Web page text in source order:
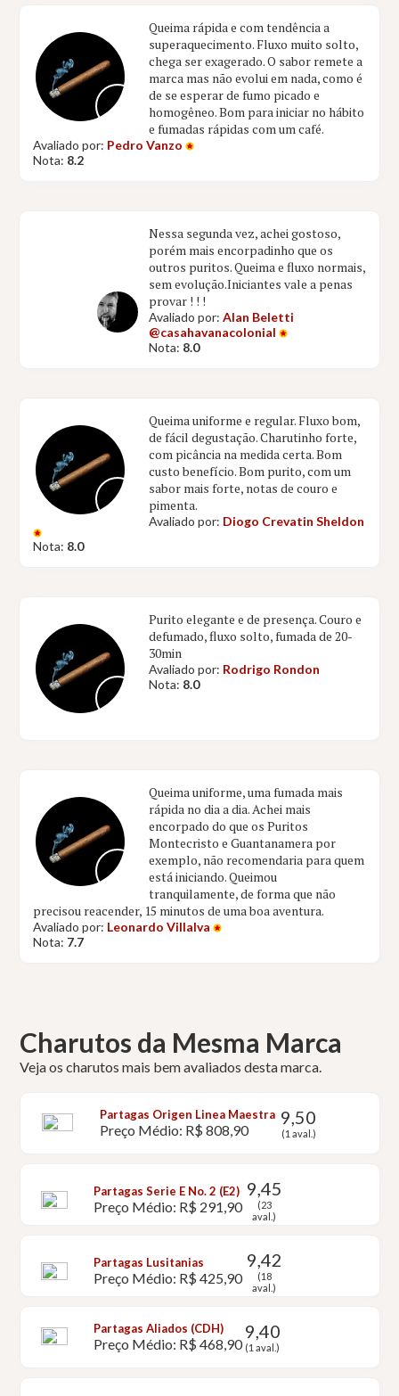
Queima rápida e com tendência a
superaquecimento. Fluxo muito solto,
chega ser exagerado. O sabor remete a
marca mas não evolui em nada, como é
de se esperar de fumo picado e
homogêneo. Bom para iniciar no hábito
e fumadas rápidas com um café.
Avaliado por: Pedro Vanzo
Nota: 8.2
Nessa segunda vez, achei gostoso,
porém mais encorpadinho que os
outros puritos. Queima e fluxo normais,
sem evolução.Iniciantes vale a penas
provar ! ! !
Avaliado por:Alan Beletti
@casahavanacolonial
Nota: 8.0
Queima uniforme e regular. Fluxo bom,
de fácil degustação. Charutinho forte,
com picância na medida certa. Bom
custo benefício. Bom purito, com um
sabor mais forte, notas de couro e
pimenta.
Avaliado por: Diogo Crevatin Sheldon
Nota: 8.0
Purito elegante e de presença. Couro e
defumado, fluxo solto, fumada de 20-
30min
Avaliado por: Rodrigo Rondon
Nota: 8.0
Queima uniforme, uma fumada mais
rápida no dia a dia. Achei mais
encorpado do que os Puritos
Montecristo e Guantanamera por
exemplo, não recomendaria para quem
está iniciando. Queimou
tranquilamente, de forma que não
precisou reacender, 15 minutos de uma boa aventura.
Avaliado por: Leonardo Villalva
Nota: 7.7
Charutos da Mesma Marca
Veja os charutos mais bem avaliados desta marca.
Partagas Origen Linea Maestra
Preço Médio: R$ 808,90
9,50
(1 aval.)
Partagas Serie E No. 2 (E2)
Preço Médio: R$ 291,90
9,45
(23
aval.)
Partagas Lusitanias
Preço Médio: R$ 425,90
9,42
(18
aval.)
Partagas Aliados (CDH)
Preço Médio: R$ 468,90
9,40
(1 aval.)